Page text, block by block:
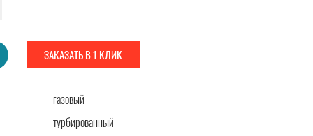
ЗАКАЗАТЬ В 1 КЛИК
газовый
турбированный